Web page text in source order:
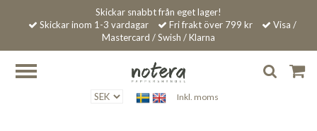
Skickar snabbt från eget lager!
Skickar inom 1-3 vardagar
Fri frakt över 799 kr
Visa /
Mastercard / Swish / Klarna
Inkl. moms